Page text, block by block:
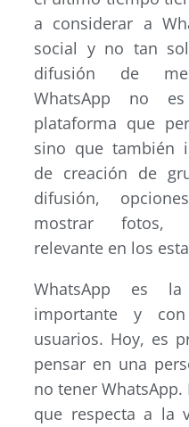
a considerar a
social y no tan
difusión de
WhatsApp no
plataforma que
sino que también
de creación de
difusión,
mostrar fotos,
relevante en los
WhatsApp es
importante y
usuarios. Hoy, es
pensar en una
no tener WhatsApp.
que respecta a la